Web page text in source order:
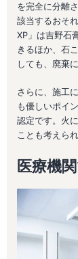
を完全に分離
該当するおそ
XP」は吉野石
きるほか、石
しても、廃棄
さらに、施工
も優しいポイ
認定です。火
ことも考えら
医療機